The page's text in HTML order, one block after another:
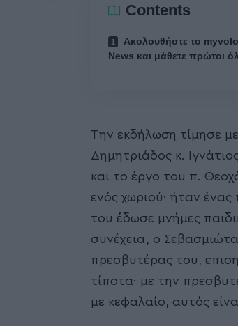
Contents
Ακολουθήστε το
News και μάθετε πρώτοι
Την εκδήλωση τίμησε
Δημητριάδος κ.
και το έργο του π.
ενός χωριού· ήταν
του έδωσε μνήμες
συνέχεια, ο
πρεσβυτέρας του,
τίποτα· με την
με κεφαλαίο, αυτός